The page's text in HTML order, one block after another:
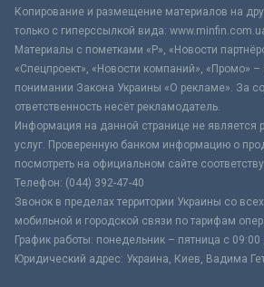
Копирование и размещение материалов на
только с гиперссылкой вида:
Материалы с пометками «Р», «Новости
«Спецпроект», «Новости компаний», «Промо» –
понимании Закона Украины «О рекламе». За
ответственность несёт рекламодатель.
Информация на данной странице не является
услуг. Проверенную банком информацию о
посмотреть на официальном сайте
Телефон: (044) 392-47-40
Звонок в пределах территории Украины со
мобильной и городской связи по тарифам
График работы: понедельник – пятница с 09:00
Юридический адрес: Украина, Киев, Вадима